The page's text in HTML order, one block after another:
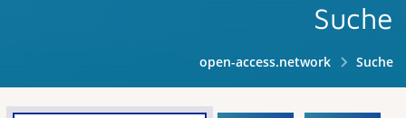
Suche
open-access.network Suche